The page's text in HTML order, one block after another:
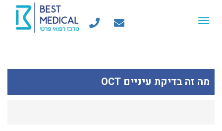
Toggle
מה זה בדיקת עיניים OCT